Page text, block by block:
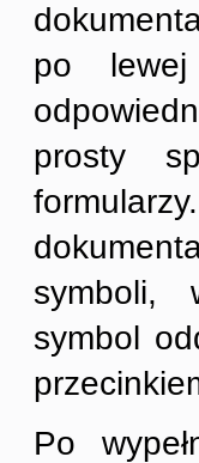
po
prosty
symboli,
symbol
Po